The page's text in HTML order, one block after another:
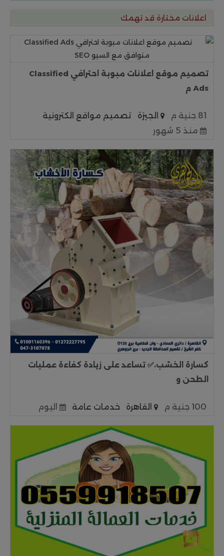
اعلانات مختارة قد تهمك
تصميم موقع اعلانات مبوبة احترافي Classified
Ads م
81 جنية م الجيزة
تصميم مواقع الكترونية
منذ 5 شهور
كسارة الخشب،✅ تساعد على زيادة كفاءة عمليات
الطحن و
100 جنية م القاهرة خدمات عامة اليوم